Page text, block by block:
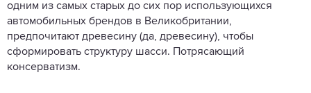
одним из самых старых до сих пор использующихся
автомобильных брендов в Великобритании,
предпочитают древесину (да, древесину), чтобы
сформировать структуру шасси. Потрясающий
консерватизм.